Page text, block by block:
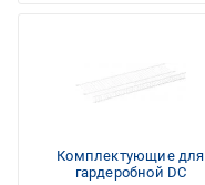
Комплектующие для
гардеробной DC